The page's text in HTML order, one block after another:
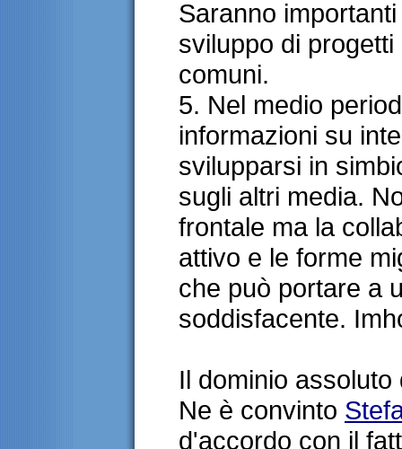
Saranno
sviluppo di
comuni.
5. Nel medio
informazioni su
svilupparsi in
sugli altri media.
frontale ma la
attivo e le forme
che può portare a
soddisfacente.
Il dominio
Ne è convinto
d'accordo con il